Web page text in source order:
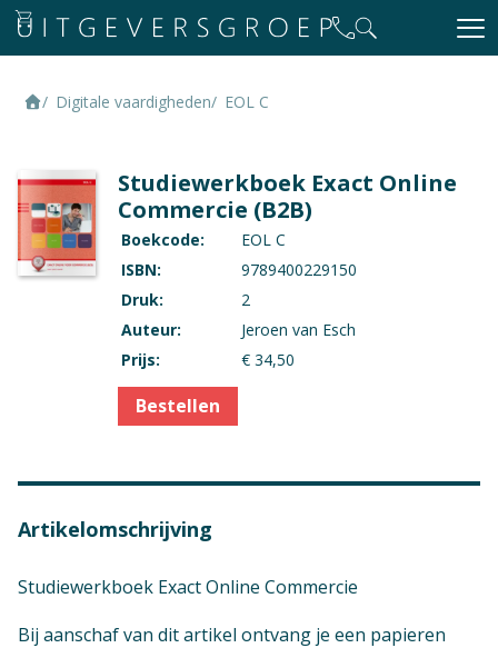
Digitale vaardigheden EOL C
Studiewerkboek Exact Online
Commercie (B2B)
Boekcode:
EOL C
ISBN:
9789400229150
Druk:
2
Auteur:
Jeroen van Esch
Prijs:
€ 34,50
Bestellen
Artikelomschrijving
Studiewerkboek Exact Online Commercie
Bij aanschaf van dit artikel ontvang je een papieren